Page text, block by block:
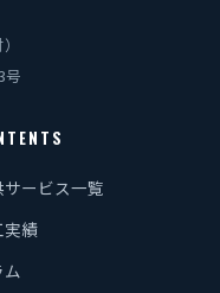
号
サービス一覧
実績
ム